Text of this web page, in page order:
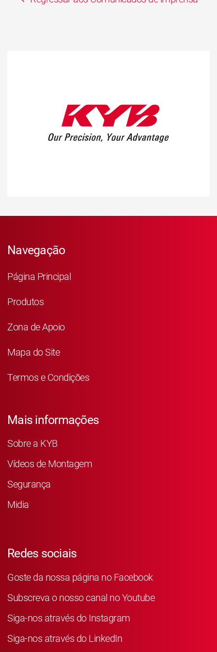
Navegação
Página Principal
Produtos
Zona de Apoio
Mapa do Site
Termos e Condições
Mais informações
Sobre a KYB
Vídeos de Montagem
Segurança
Midia
Redes sociais
Goste da nossa página no Facebook
Subscreva o nosso canal no Youtube
Siga-nos através do Instagram
Siga-nos através do LinkedIn